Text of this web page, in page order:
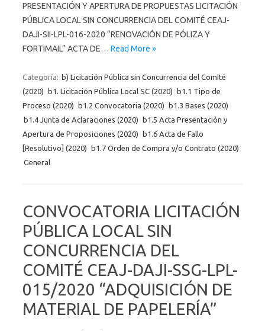
PRESENTACIÓN Y APERTURA DE PROPUESTAS LICITACIÓN
PÚBLICA LOCAL SIN CONCURRENCIA DEL COMITÉ CEAJ-
DAJI-SII-LPL-016-2020 “RENOVACIÓN DE PÓLIZA Y
FORTIMAIL” ACTA DE… Read More »
Categoría: b) Licitación Pública sin Concurrencia del Comité
(2020) b1. Licitación Pública Local SC (2020) b1.1 Tipo de
Proceso (2020) b1.2 Convocatoria (2020) b1.3 Bases (2020)
b1.4 Junta de Aclaraciones (2020) b1.5 Acta Presentación y
Apertura de Proposiciones (2020) b1.6 Acta de Fallo
[Resolutivo] (2020) b1.7 Orden de Compra y/o Contrato (2020)
General
CONVOCATORIA LICITACIÓN
PÚBLICA LOCAL SIN
CONCURRENCIA DEL
COMITÉ CEAJ-DAJI-SSG-LPL-
015/2020 “ADQUISICIÓN DE
MATERIAL DE PAPELERÍA”